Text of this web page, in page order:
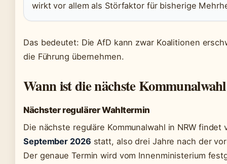
wirkt vor allem als Störfaktor für bisherige
Das bedeutet: Die AfD kann zwar Koalitionen
die Führung übernehmen.
Wann ist die nächste
Nächster regulärer Wahltermin
Die nächste reguläre Kommunalwahl in NRW findet
September 2026 statt, also drei Jahre nach der
Der genaue Termin wird vom Innenministerium